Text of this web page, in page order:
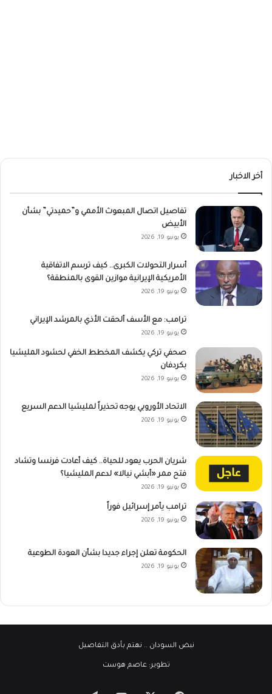
أخر الاخبار
تفاصيل اتصال المبعوث الأممي و”حميدتي” بشأن
الأبيض
يونيو 19, 2026
أسرار التحولات الكبرى.. كيف ترسم الاتفاقية
الأمريكية الإيرانية موازين القوى بالمنطقة؟
يونيو 19, 2026
ترامب: مع الأسف ألحقت الأذي بالمرشد الإيراني
يونيو 19, 2026
صحفي تركي يكشف المخطط الخفي لحشود المليشيا
بكردفان
يونيو 19, 2026
الاتحاد الأوروبي يوجه تحذيراً لمليشيا الدعم السريع
يونيو 19, 2026
شريان الحرب يعود للحياة.. كيف أعادت فرنسا وتشاد
فتح ممر «أبشي نيالا» لدعم المليشيا؟
يونيو 19, 2026
ترامب يأمر إسرائيل فوراً
يونيو 19, 2026
الحكومة تعلن إجراء جديدا بشأن العودة الطوعية
يونيو 19, 2026
نبض السودان .. نهتم بأدق التفاصيل
تطوير:عاصم هوست